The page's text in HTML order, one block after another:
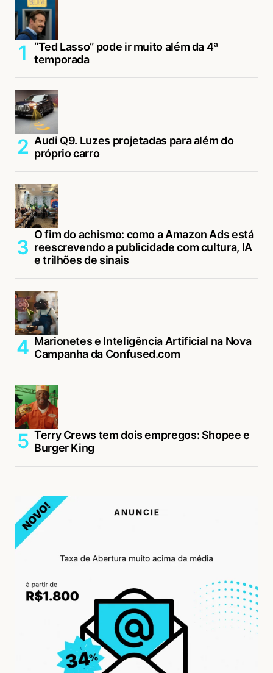
“Ted Lasso” pode ir muito além da 4ª
temporada
Audi Q9. Luzes projetadas para além do
próprio carro
O fim do achismo: como a Amazon Ads está
reescrevendo a publicidade com cultura, IA
e trilhões de sinais
Marionetes e Inteligência Artificial na Nova
Campanha da Confused.com
Terry Crews tem dois empregos: Shopee e
Burger King